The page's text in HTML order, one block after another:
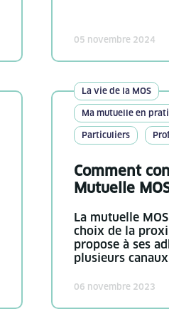
05 novembre 2024
La vie de la MOS
Ma mutuelle en
Particuliers
Comment
Mutuelle
La mutuelle
choix de la
propose à ses
plusieurs
06 novembre 2023